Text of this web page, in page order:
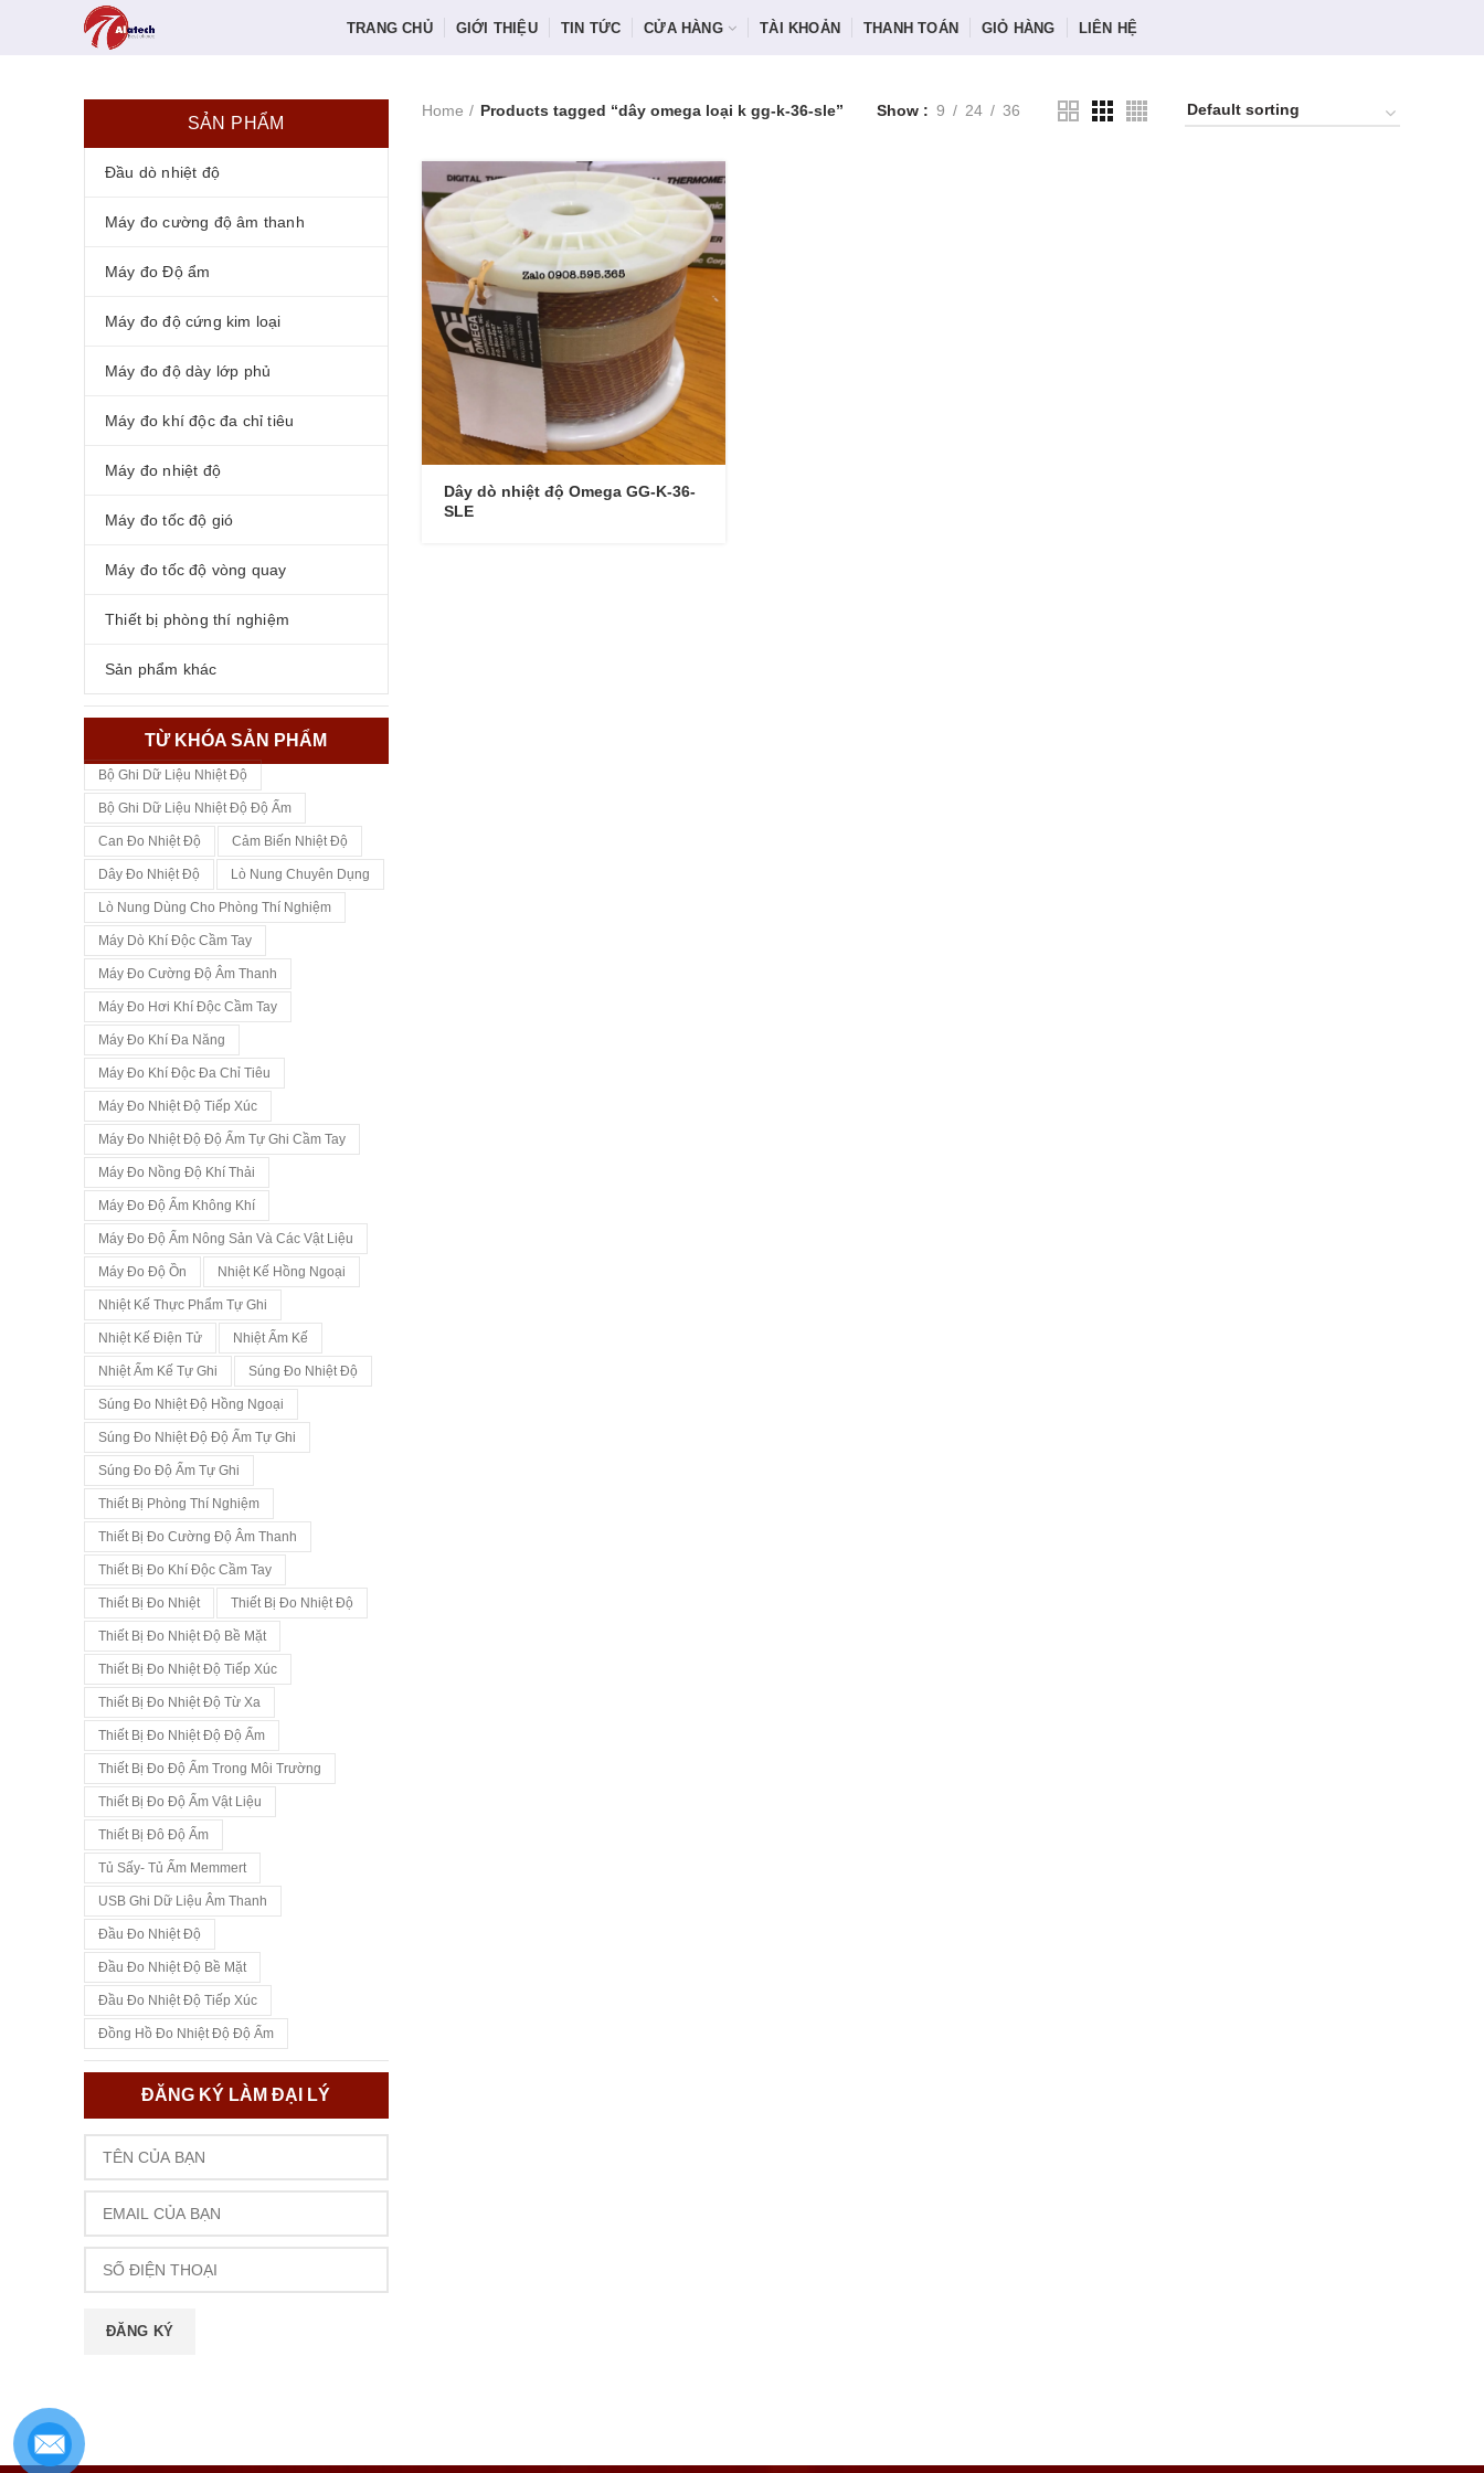
TRANG CHỦ GIỚI THIỆU TIN TỨC CỬA HÀNG TÀI KHOẢN THANH TOÁN GIỎ HÀNG LIÊN HỆ
Home Products tagged “dây omega loại k gg-k-36-sle” Show 9 24 36
Dây dò nhiệt độ Omega GG-K-36-
SLE
SẢN PHẨM
Đầu dò nhiệt độ
Máy đo cường độ âm thanh
Máy đo Độ ẩm
Máy đo độ cứng kim loại
Máy đo độ dày lớp phủ
Máy đo khí độc đa chỉ tiêu
Máy đo nhiệt độ
Máy đo tốc độ gió
Máy đo tốc độ vòng quay
Thiết bị phòng thí nghiệm
Sản phẩm khác
TỪ KHÓA SẢN PHẨM
Bộ Ghi Dữ Liệu Nhiệt Độ
Bộ Ghi Dữ Liệu Nhiệt Độ Độ Ẩm
Can Đo Nhiệt Độ Cảm Biến Nhiệt Độ
Dây Đo Nhiệt Độ Lò Nung Chuyên Dụng
Lò Nung Dùng Cho Phòng Thí Nghiệm
Máy Dò Khí Độc Cầm Tay
Máy Đo Cường Độ Âm Thanh
Máy Đo Hơi Khí Độc Cầm Tay
Máy Đo Khí Đa Năng
Máy Đo Khí Độc Đa Chỉ Tiêu
Máy Đo Nhiệt Độ Tiếp Xúc
Máy Đo Nhiệt Độ Độ Ẩm Tự Ghi Cầm Tay
Máy Đo Nồng Độ Khí Thải
Máy Đo Độ Ẩm Không Khí
Máy Đo Độ Ẩm Nông Sản Và Các Vật Liệu
Máy Đo Độ Ồn Nhiệt Kế Hồng Ngoại
Nhiệt Kế Thực Phẩm Tự Ghi
Nhiệt Kế Điện Tử Nhiệt Ẩm Kế
Nhiệt Ẩm Kế Tự Ghi Súng Đo Nhiệt Độ
Súng Đo Nhiệt Độ Hồng Ngoại
Súng Đo Nhiệt Độ Độ Ẩm Tự Ghi
Súng Đo Độ Ẩm Tự Ghi
Thiết Bị Phòng Thí Nghiệm
Thiết Bị Đo Cường Độ Âm Thanh
Thiết Bị Đo Khí Độc Cầm Tay
Thiết Bị Đo Nhiệt Thiết Bị Đo Nhiệt Độ
Thiết Bị Đo Nhiệt Độ Bề Mặt
Thiết Bị Đo Nhiệt Độ Tiếp Xúc
Thiết Bị Đo Nhiệt Độ Từ Xa
Thiết Bị Đo Nhiệt Độ Độ Ẩm
Thiết Bị Đo Độ Ẩm Trong Môi Trường
Thiết Bị Đo Độ Ẩm Vật Liệu
Thiết Bị Đô Độ Ẩm
Tủ Sấy- Tủ Ấm Memmert
USB Ghi Dữ Liệu Âm Thanh
Đầu Đo Nhiệt Độ
Đầu Đo Nhiệt Độ Bề Mặt
Đầu Đo Nhiệt Độ Tiếp Xúc
Đồng Hồ Đo Nhiệt Độ Độ Ẩm
ĐĂNG KÝ LÀM ĐẠI LÝ